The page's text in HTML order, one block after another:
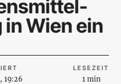
Wien ein
19:26
LESEZEIT
1 min